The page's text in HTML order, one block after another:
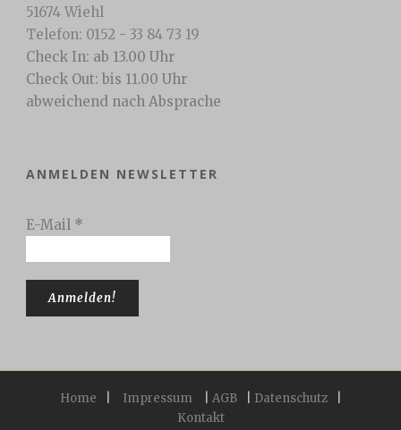
51674 Wiehl
Telefon: 0152 - 33 84 73 19
Check In: ab 13.00 Uhr
Check Out: bis 11.00 Uhr
abweichend nach Absprache
ANMELDEN NEWSLETTER
E-Mail *
Home Impressum AGB Datenschutz
Kontakt